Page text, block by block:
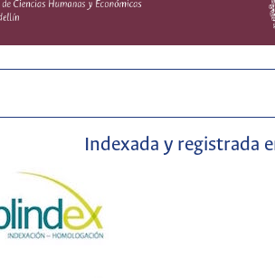
Indexada y registrada